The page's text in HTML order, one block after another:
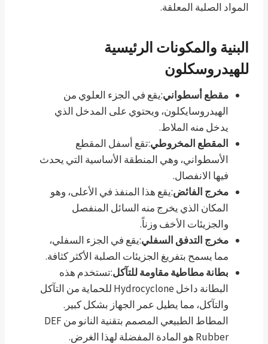
المواد الصلبة المعلقة.
البنية والمكونات الرئيسية
للهيدروسكلون
مقطع أسطواني:يقع في الجزء العلوي من
الهيدروسايكلون، ويحتوي على المدخل الذي
يدخل منه الملاط.
المقطع المخروطي:تقع أسفل المقطع
الأسطواني، وهي المنطقة الأساسية التي يحدث
فيها الانفصال.
مخرج الفائض:يقع هذا المنفذ في الأعلى، وهو
المكان الذي يخرج منه السائل المنفصل
والجزيئات الأخف وزناً.
مخرج التدفق السفلي:يقع في الجزء السفلي،
مما يسمح بتفريغ الجزيئات الصلبة الأكثر كثافة.
بطانة مطاطية مقاومة للتآكل:تستخدم هذه
البطانة داخل Hydrocyclone للحماية من التآكل
والتآكل، مما يطيل عمر الجهاز بشكل كبير.
المطاط الطبيعي المصمم بتقنية النانو من DEF
Rubber هو المادة المفضلة لهذا الغرض.